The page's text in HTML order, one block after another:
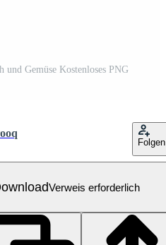
und Gemüse Kostenloses PNG
Folgen
Verweis erforderlich